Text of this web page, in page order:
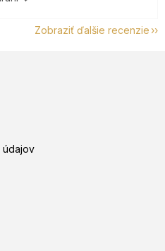
Zobraziť ďalšie recenzie
údajov